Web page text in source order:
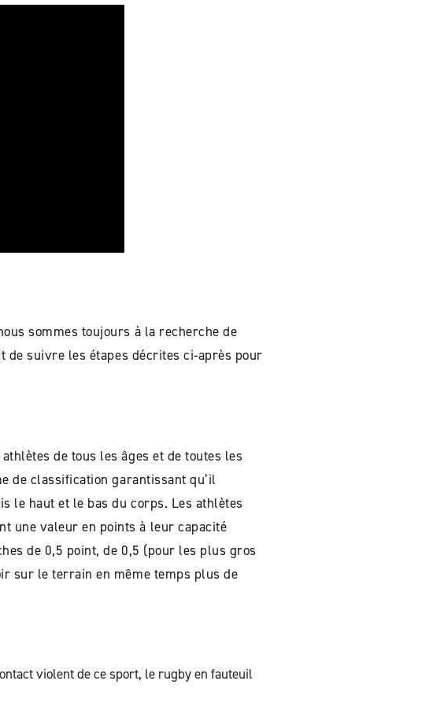
sommes toujours à la recherche de
de suivre les étapes décrites ci-après pour
de tous les âges et de toutes les
de classification garantissant qu’il
le haut et le bas du corps. Les athlètes
une valeur en points à leur capacité
de 0,5 point, de 0,5 (pour les plus gros
sur le terrain en même temps plus de
violent de ce sport, le rugby en fauteuil